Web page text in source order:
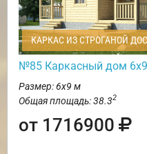
КАРКАС ИЗ СТРОГАНОЙ
№85 Каркасный дом 6х9
Размер: 6х9 м
Общая площадь: 38.32
от 1716900